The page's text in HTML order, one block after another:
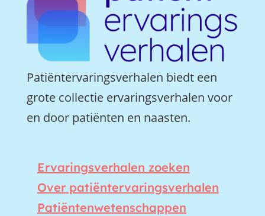
Patiëntervaringsverhalen biedt een
grote collectie ervaringsverhalen voor
en door patiënten en naasten.
Ervaringsverhalen zoeken
Over patiëntervaringsverhalen
Patiëntenwetenschappen